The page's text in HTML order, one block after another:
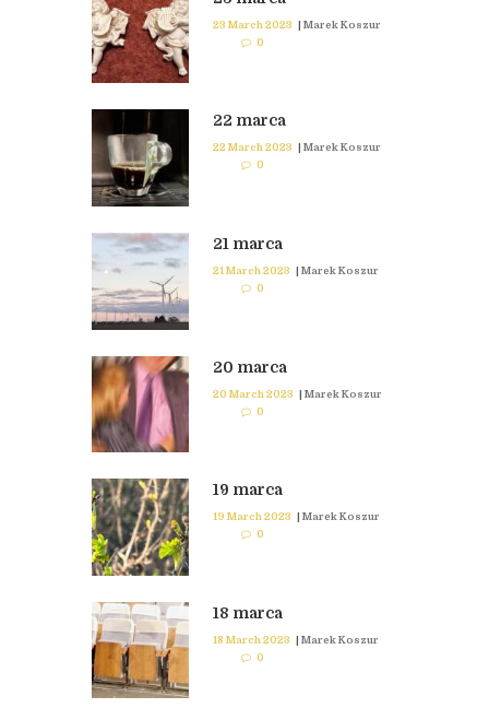
23 March 2023 | Marek Koszur
0
22 marca
22 March 2023 | Marek Koszur
0
21 marca
21 March 2023 | Marek Koszur
0
20 marca
20 March 2023 | Marek Koszur
0
19 marca
19 March 2023 | Marek Koszur
0
18 marca
18 March 2023 | Marek Koszur
0